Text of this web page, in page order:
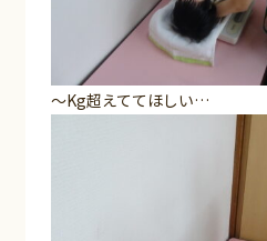
～Kg超えててほしい…